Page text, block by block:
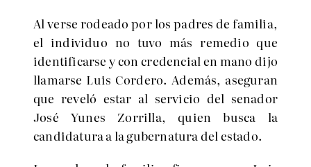
Al verse rodeado por los padres de familia,
el individuo no tuvo más remedio que
identificarse y con credencial en mano dijo
llamarse Luis Cordero. Además, aseguran
que reveló estar al servicio del senador
José Yunes Zorrilla, quien busca la
candidatura a la gubernatura del estado.